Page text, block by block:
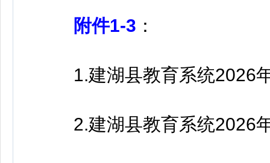
附件1-3 ：
1.建湖县教育系统2026年
2.建湖县教育系统2026年